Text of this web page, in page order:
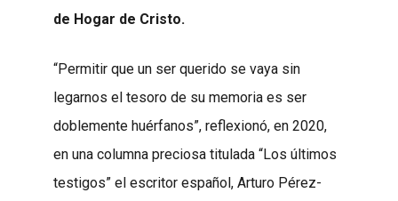
de Hogar de Cristo.
“Permitir que un ser querido se vaya sin
legarnos el tesoro de su memoria es ser
doblemente huérfanos”, reflexionó, en 2020,
en una columna preciosa titulada “Los últimos
testigos” el escritor español, Arturo Pérez-